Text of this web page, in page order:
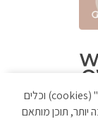
לידיעתכם, באתר זה נעשה שימוש ב"קבצי עוגיות" (cookies) וכלים
יותר, תוכן מותאם